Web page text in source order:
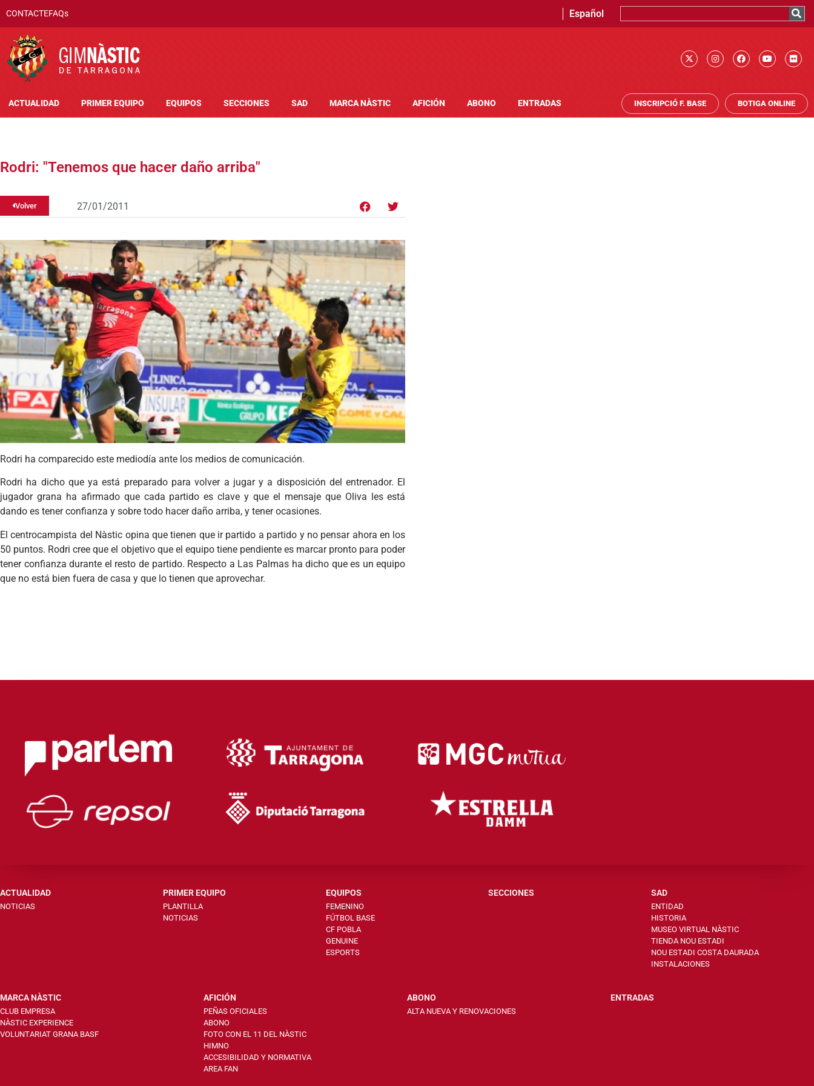
CONTACTEFAQs Español
ACTUALIDAD PRIMER EQUIPO EQUIPOS SECCIONES SAD MARCA NÀSTIC AFICIÓN ABONO ENTRADAS INSCRIPCIÓ F. BASE BOTIGA ONLINE
Rodri: "Tenemos que hacer daño arriba"
Volver 27/01/2011
Rodri ha comparecido este mediodía ante los medios de comunicación.
Rodri ha dicho que ya está preparado para volver a jugar y a disposición del entrenador. El
jugador grana ha afirmado que cada partido es clave y que el mensaje que Oliva les está
dando es tener confianza y sobre todo hacer daño arriba, y tener ocasiones.
El centrocampista del Nàstic opina que tienen que ir partido a partido y no pensar ahora en los
50 puntos. Rodri cree que el objetivo que el equipo tiene pendiente es marcar pronto para poder
tener confianza durante el resto de partido. Respecto a Las Palmas ha dicho que es un equipo
que no está bien fuera de casa y que lo tienen que aprovechar.
ACTUALIDAD
NOTICIAS
PRIMER EQUIPO
PLANTILLA
NOTICIAS
EQUIPOS
FEMENINO
FÚTBOL BASE
CF POBLA
GENUINE
ESPORTS
SECCIONES SAD
ENTIDAD
HISTORIA
MUSEO VIRTUAL NÀSTIC
TIENDA NOU ESTADI
NOU ESTADI COSTA DAURADA
INSTALACIONES
MARCA NÀSTIC
CLUB EMPRESA
NÀSTIC EXPERIENCE
VOLUNTARIAT GRANA BASF
AFICIÓN
PEÑAS OFICIALES
ABONO
FOTO CON EL 11 DEL NÀSTIC
HIMNO
ACCESIBILIDAD Y NORMATIVA
AREA FAN
ABONO
ALTA NUEVA Y RENOVACIONES
ENTRADAS